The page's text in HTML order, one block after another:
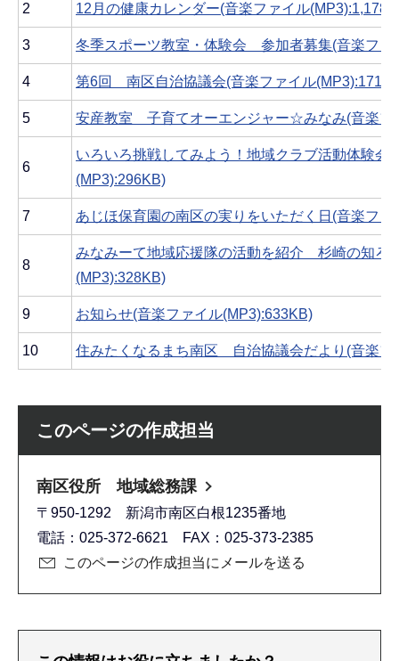
2 12月の健康カレンダー(音楽ファイル
3 冬季スポーツ教室・体験会 参加者募集(音楽ファ
4 第6回 南区自治協議会(音楽ファイル
5 安産教室 子育てオーエンジャー☆みなみ(音楽フ
6
いろいろ挑戦してみよう！地域クラブ活動体験会(
(MP3):296KB)
7 あじほ保育園の南区の実りをいただく日(音楽ファ
8
みなみーて地域応援隊の活動を紹介 杉崎の知ろ
(MP3):328KB)
9 お知らせ(音楽ファイル(MP3):633KB)
10 住みたくなるまち南区 自治協議会だより(音楽フ
このページの作成担当
南区役所 地域総務課
〒950-1292 新潟市南区白根1235番地
電話：025-372-6621 FAX：025-373-2385
このページの作成担当にメールを送る